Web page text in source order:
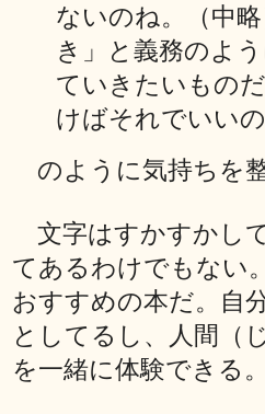
ないのね。（中
き」と義務のよ
ていきたいもの
けばそれでいい
のように気持ちを
文字はすかすかし
てあるわけでもない
おすすめの本だ。自
としてるし、人間（
を一緒に体験できる。